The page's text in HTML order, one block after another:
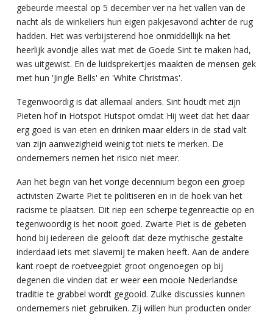
gebeurde meestal op 5 december ver na het vallen van de
nacht als de winkeliers hun eigen pakjesavond achter de rug
hadden. Het was verbijsterend hoe onmiddellijk na het
heerlijk avondje alles wat met de Goede Sint te maken had,
was uitgewist. En de luidsprekertjes maakten de mensen gek
met hun 'Jingle Bells' en 'White Christmas'.
Tegenwoordig is dat allemaal anders. Sint houdt met zijn
Pieten hof in Hotspot Hutspot omdat Hij weet dat het daar
erg goed is van eten en drinken maar elders in de stad valt
van zijn aanwezigheid weinig tot niets te merken. De
ondernemers nemen het risico niet meer.
Aan het begin van het vorige decennium begon een groep
activisten Zwarte Piet te politiseren en in de hoek van het
racisme te plaatsen. Dit riep een scherpe tegenreactie op en
tegenwoordig is het nooit goed. Zwarte Piet is de gebeten
hond bij iedereen die gelooft dat deze mythische gestalte
inderdaad iets met slavernij te maken heeft. Aan de andere
kant roept de roetveegpiet groot ongenoegen op bij
degenen die vinden dat er weer een mooie Nederlandse
traditie te grabbel wordt gegooid. Zulke discussies kunnen
ondernemers niet gebruiken. Zij willen hun producten onder